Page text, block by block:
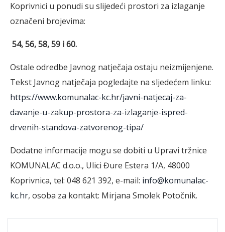
Koprivnici u ponudi su slijedeći prostori za izlaganje
označeni brojevima:
54, 56, 58, 59 i 60.
Ostale odredbe Javnog natječaja ostaju neizmijenjene.
Tekst Javnog natječaja pogledajte na sljedećem linku:
https://www.komunalac-kc.hr/javni-natjecaj-za-
davanje-u-zakup-prostora-za-izlaganje-ispred-
drvenih-standova-zatvorenog-tipa/
Dodatne informacije mogu se dobiti u Upravi tržnice
KOMUNALAC d.o.o., Ulici Đure Estera 1/A, 48000
Koprivnica, tel: 048 621 392, e-mail: info@komunalac-
kc.hr, osoba za kontakt: Mirjana Smolek Potočnik.